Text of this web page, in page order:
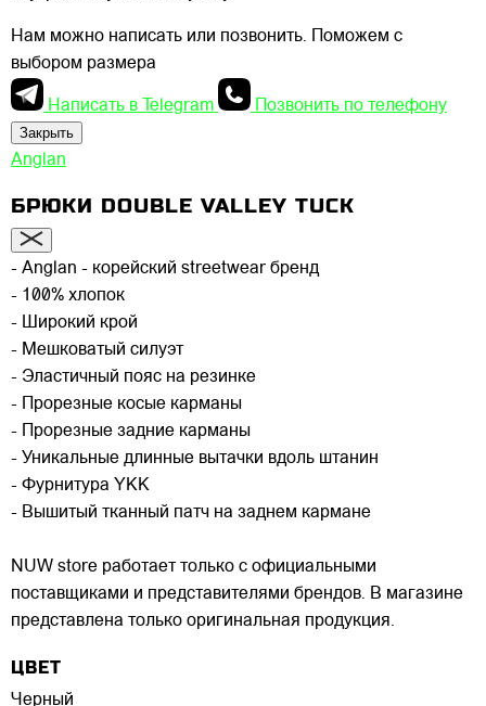
Нам можно написать или позвонить. Поможем с
выбором размера
Написать в Telegram Позвонить по телефону
Закрыть
Anglan
БРЮКИ DOUBLE VALLEY TUCK
- Anglan - корейский streetwear бренд
- 100% хлопок
- Широкий крой
- Мешковатый силуэт
- Эластичный пояс на резинке
- Прорезные косые карманы
- Прорезные задние карманы
- Уникальные длинные вытачки вдоль штанин
- Фурнитура YKK
- Вышитый тканный патч на заднем кармане
NUW store работает только с официальными
поставщиками и представителями брендов. В магазине
представлена только оригинальная продукция.
ЦВЕТ
Черный